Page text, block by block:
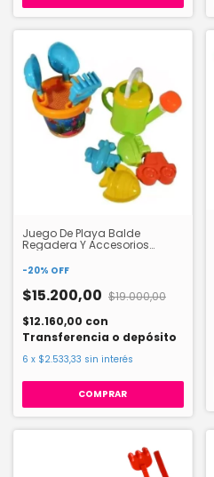
Juego De Playa Balde
Regadera Y Accesorios
-20% OFF
$15.200,00 $19.000,00
$12.160,00 con
Transferencia o depósito
6 x $2.533,33 sin interés